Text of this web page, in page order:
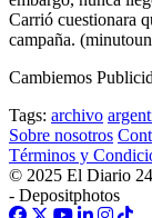
Carrió cuestionara
campaña.
Cambiemos
Tags: archivo
Sobre nosotros
Términos y
© 2025 El Diario 24
- Depositphotos